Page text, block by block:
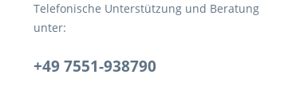
Telefonische Unterstützung und Beratung
unter:
+49 7551-938790